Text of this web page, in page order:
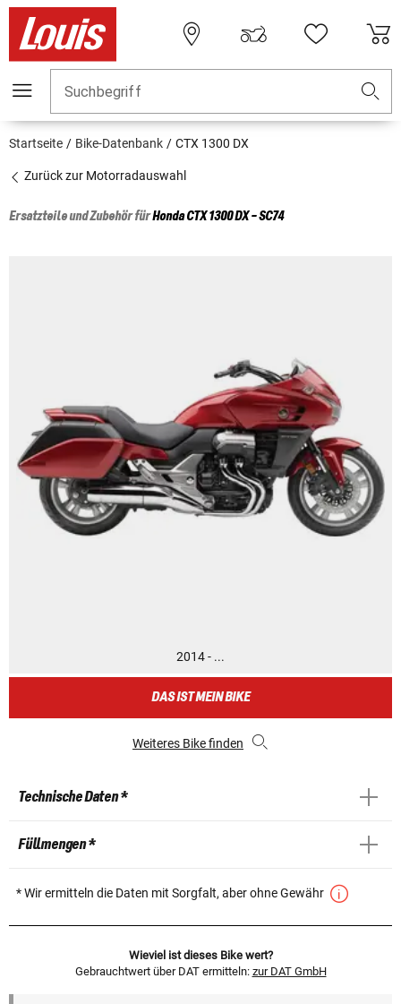
Suchbegriff
Startseite Bike-Datenbank CTX 1300 DX
Zurück zur Motorradauswahl
Ersatzteile und Zubehör fürHondaCTX 1300 DX - SC74
2014 - ...
DAS IST MEIN BIKE
Weiteres Bike finden
Technische Daten *
Füllmengen *
* Wir ermitteln die Daten mit Sorgfalt, aber ohne Gewähr
Wieviel ist dieses Bike wert?
Gebrauchtwert über DAT ermitteln: zur DAT GmbH